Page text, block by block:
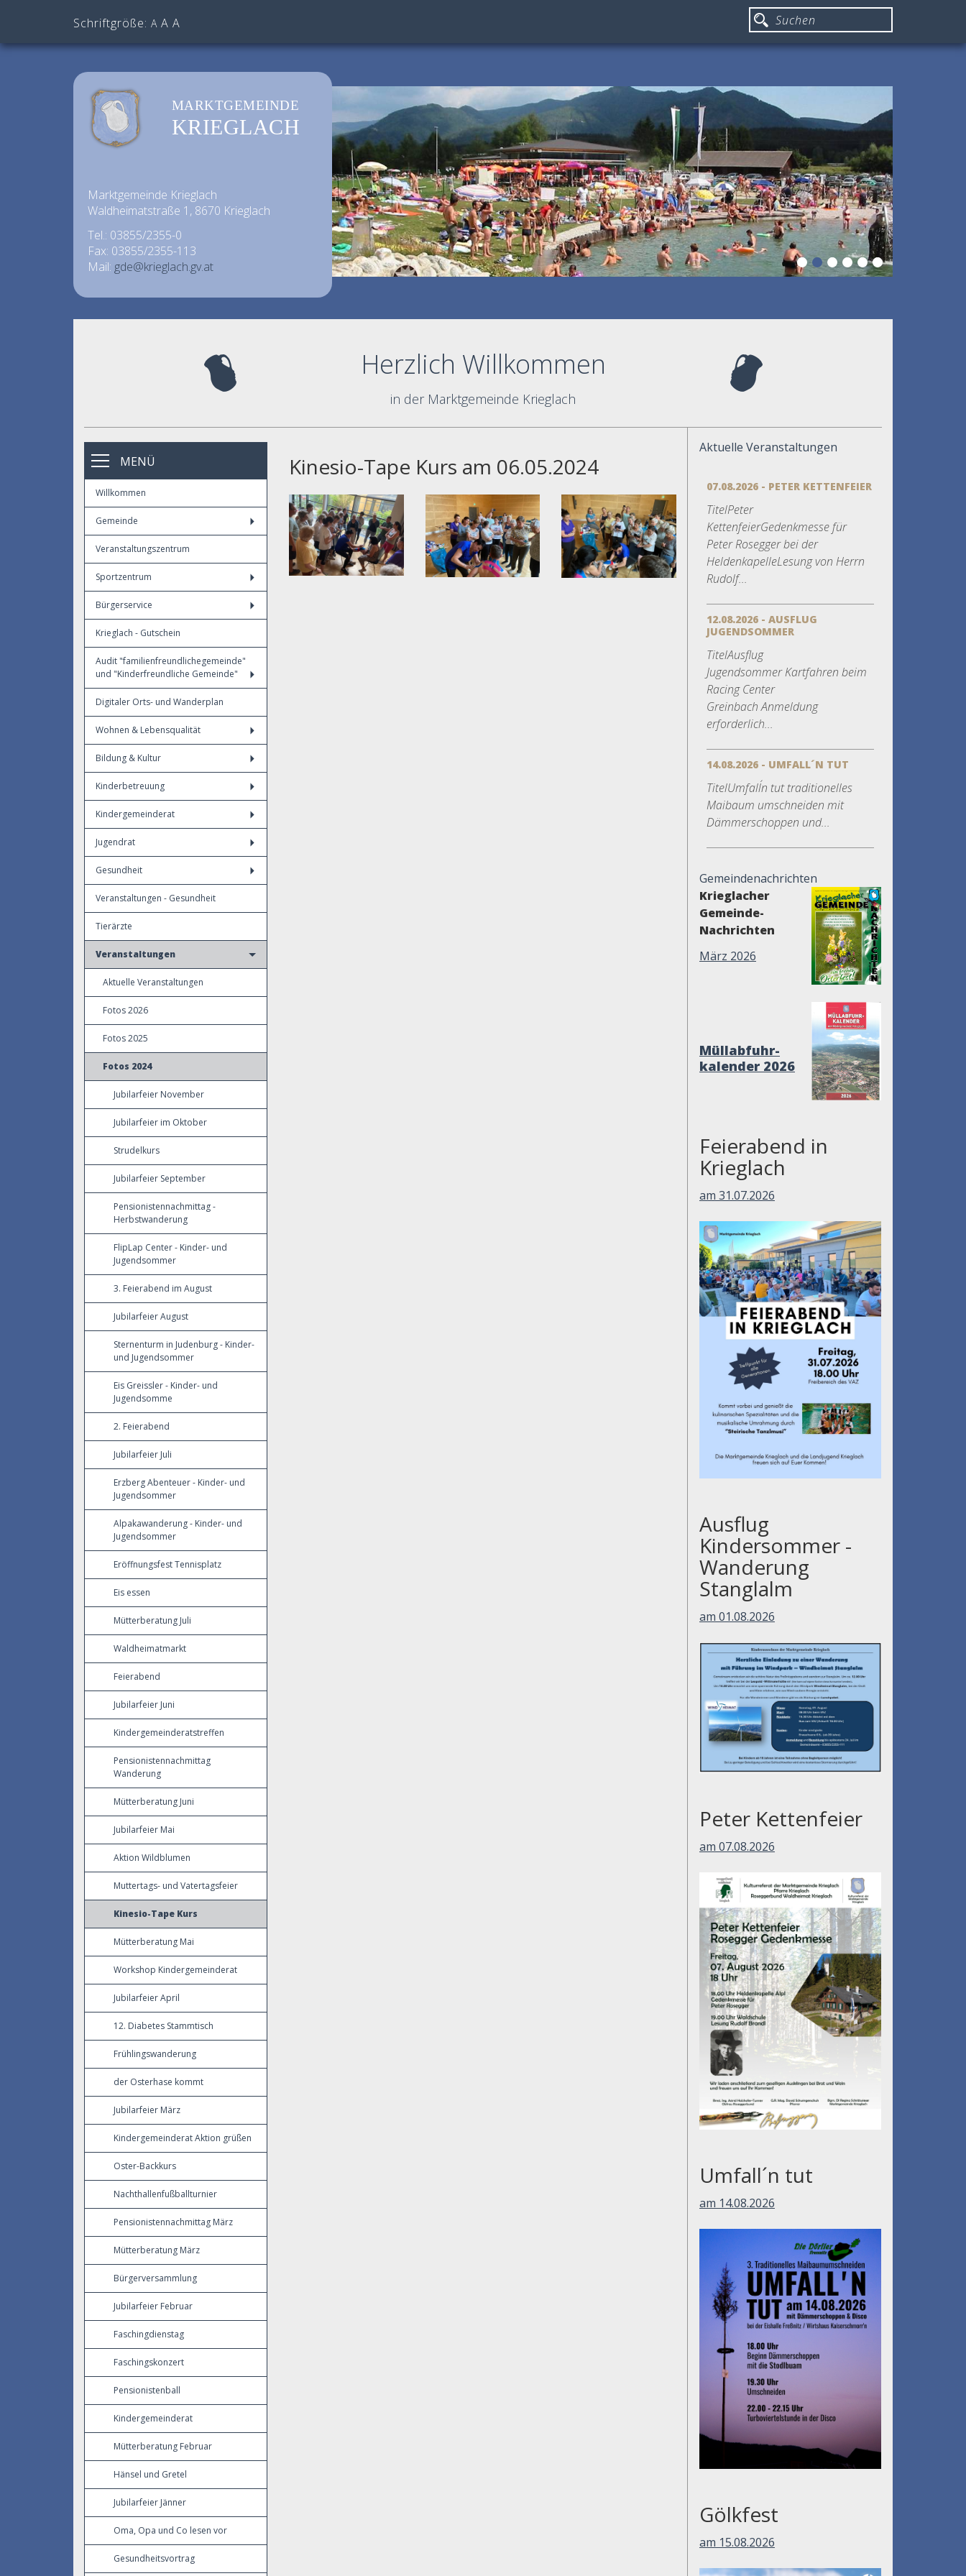
Schriftgröße: A A A
MARKTGEMEINDE
KRIEGLACH
Marktgemeinde Krieglach
Waldheimatstraße 1, 8670 Krieglach
Tel.: 03855/2355-0
Fax: 03855/2355-113
Mail: gde@krieglach.gv.at
Herzlich Willkommen
in der Marktgemeinde Krieglach
MENÜ
Willkommen
Gemeinde
Veranstaltungszentrum
Sportzentrum
Bürgerservice
Krieglach - Gutschein
Audit "familienfreundlichegemeinde"
und "Kinderfreundliche Gemeinde"
Digitaler Orts- und Wanderplan
Wohnen & Lebensqualität
Bildung & Kultur
Kinderbetreuung
Kindergemeinderat
Jugendrat
Gesundheit
Veranstaltungen - Gesundheit
Tierärzte
Veranstaltungen
Aktuelle Veranstaltungen
Fotos 2026
Fotos 2025
Fotos 2024
Jubilarfeier November
Jubilarfeier im Oktober
Strudelkurs
Jubilarfeier September
Pensionistennachmittag -
Herbstwanderung
FlipLap Center - Kinder- und
Jugendsommer
3. Feierabend im August
Jubilarfeier August
Sternenturm in Judenburg - Kinder-
und Jugendsommer
Eis Greissler - Kinder- und
Jugendsomme
2. Feierabend
Jubilarfeier Juli
Erzberg Abenteuer - Kinder- und
Jugendsommer
Alpakawanderung - Kinder- und
Jugendsommer
Eröffnungsfest Tennisplatz
Eis essen
Mütterberatung Juli
Waldheimatmarkt
Feierabend
Jubilarfeier Juni
Kindergemeinderatstreffen
Pensionistennachmittag
Wanderung
Mütterberatung Juni
Jubilarfeier Mai
Aktion Wildblumen
Muttertags- und Vatertagsfeier
Kinesio-Tape Kurs
Mütterberatung Mai
Workshop Kindergemeinderat
Jubilarfeier April
12. Diabetes Stammtisch
Frühlingswanderung
der Osterhase kommt
Jubilarfeier März
Kindergemeinderat Aktion grüßen
Oster-Backkurs
Nachthallenfußballturnier
Pensionistennachmittag März
Mütterberatung März
Bürgerversammlung
Jubilarfeier Februar
Faschingdienstag
Faschingskonzert
Pensionistenball
Kindergemeinderat
Mütterberatung Februar
Hänsel und Gretel
Jubilarfeier Jänner
Oma, Opa und Co lesen vor
Gesundheitsvortrag
Kinesio-Tape Kurs am 06.05.2024
Aktuelle Veranstaltungen
07.08.2026 - PETER KETTENFEIER
TitelPeter
KettenfeierGedenkmesse für
Peter Rosegger bei der
HeldenkapelleLesung von Herrn
Rudolf...
12.08.2026 - AUSFLUG
JUGENDSOMMER
TitelAusflug
Jugendsommer Kartfahren beim
Racing Center
Greinbach Anmeldung
erforderlich...
14.08.2026 - UMFALL´N TUT
TitelUmfall´n tut traditionelles
Maibaum umschneiden mit
Dämmerschoppen und...
Gemeindenachrichten
Krieglacher
Gemeinde-
Nachrichten
März 2026
Müllabfuhr-
kalender 2026
Feierabend in
Krieglach
am 31.07.2026
Ausflug
Kindersommer -
Wanderung
Stanglalm
am 01.08.2026
Peter Kettenfeier
am 07.08.2026
Umfall´n tut
am 14.08.2026
Gölkfest
am 15.08.2026